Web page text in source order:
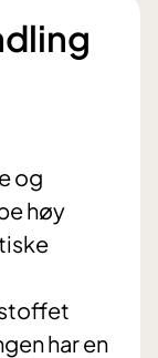
og
høy
har en